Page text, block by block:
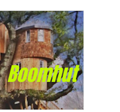
Boomhut